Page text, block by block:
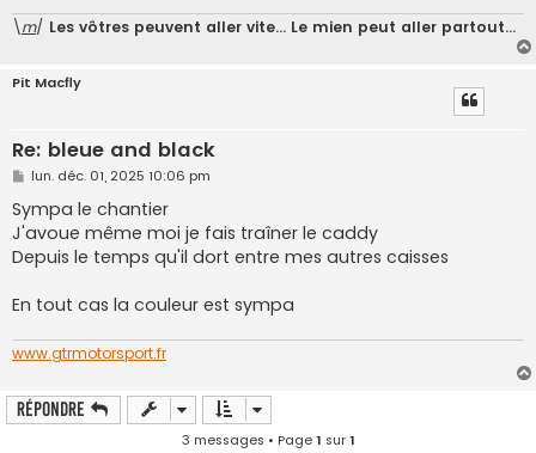
\m/ Les vôtres peuvent aller vite... Le mien peut aller partout...
Pit Macfly
Re: bleue and black
M
s
s
a
g
e
lun. déc. 01, 2025 10:06 pm
Sympa le chantier
J'avoue même moi je fais traîner le caddy
Depuis le temps qu'il dort entre mes autres caisses
En tout cas la couleur est sympa
www.gtrmotorsport.fr
Répondre
3 messages • Page1 sur1